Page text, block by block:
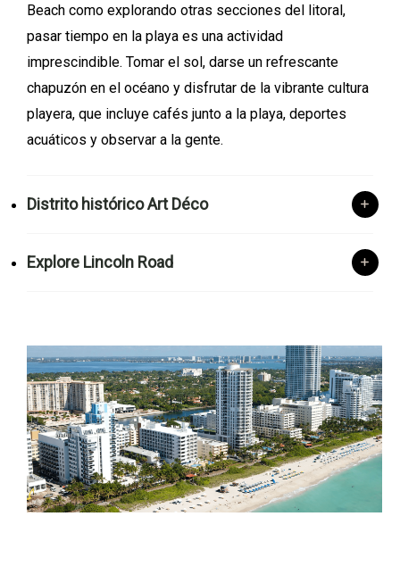
Beach como explorando otras secciones del litoral,
pasar tiempo en la playa es una actividad
imprescindible. Tomar el sol, darse un refrescante
chapuzón en el océano y disfrutar de la vibrante cultura
playera, que incluye cafés junto a la playa, deportes
acuáticos y observar a la gente.
Distrito histórico Art Déco
Explore Lincoln Road